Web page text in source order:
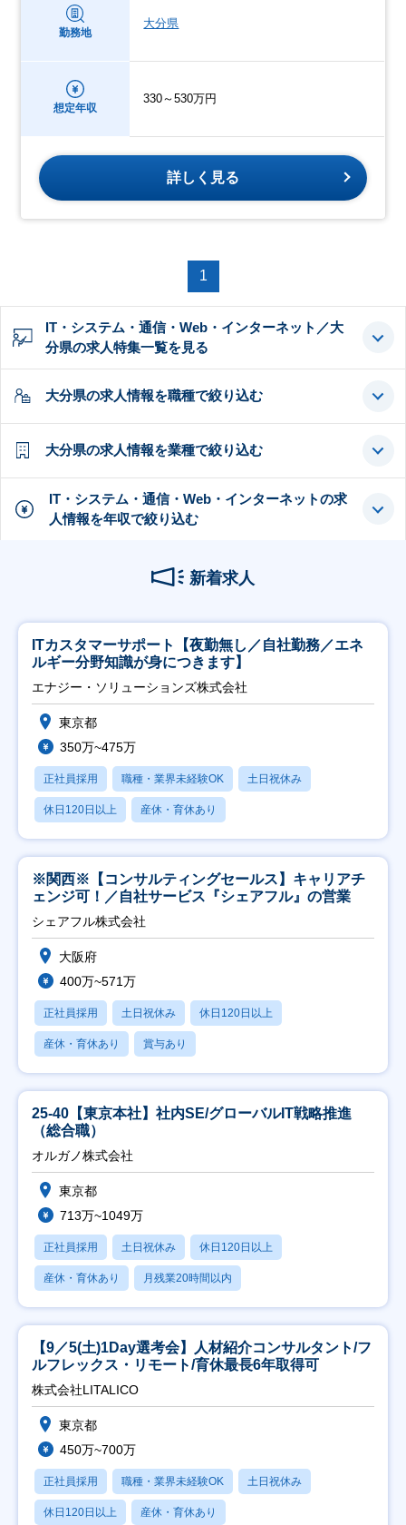
勤務地
大分県
想定年収
330～530万円
詳しく見る
1
IT・システム・通信・Web・インターネット／大
分県の求人特集一覧を見る
大分県の求人情報を職種で絞り込む
大分県の求人情報を業種で絞り込む
IT・システム・通信・Web・インターネットの求
人情報を年収で絞り込む
新着求人
ITカスタマーサポート【夜勤無し／自社勤務／エネ
ルギー分野知識が身につきます】
エナジー・ソリューションズ株式会社
東京都
350万~475万
正社員採用 職種・業界未経験OK 土日祝休み
休日120日以上 産休・育休あり
※関西※【コンサルティングセールス】キャリアチ
ェンジ可！／自社サービス『シェアフル』の営業
シェアフル株式会社
大阪府
400万~571万
正社員採用 土日祝休み 休日120日以上
産休・育休あり 賞与あり
25-40【東京本社】社内SE/グローバルIT戦略推進
（総合職）
オルガノ株式会社
東京都
713万~1049万
正社員採用 土日祝休み 休日120日以上
産休・育休あり 月残業20時間以内
【9／5(土)1Day選考会】人材紹介コンサルタント/フ
ルフレックス・リモート/育休最長6年取得可
株式会社LITALICO
東京都
450万~700万
正社員採用 職種・業界未経験OK 土日祝休み
休日120日以上 産休・育休あり